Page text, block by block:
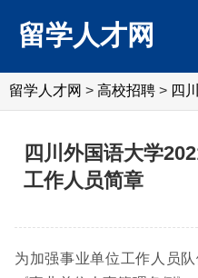
留学人才网
留学人才网 > 高校招聘 > 四川
四川外国语大学
工作人员简章
为加强事业单位工作人员